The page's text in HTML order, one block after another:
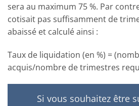
sera au maximum 75 %. Par
cotisait pas suffisamment de
abaissé et calculé ainsi :
Taux de liquidation (en %) =
acquis/nombre de trimestres
Si vous souhaitez être